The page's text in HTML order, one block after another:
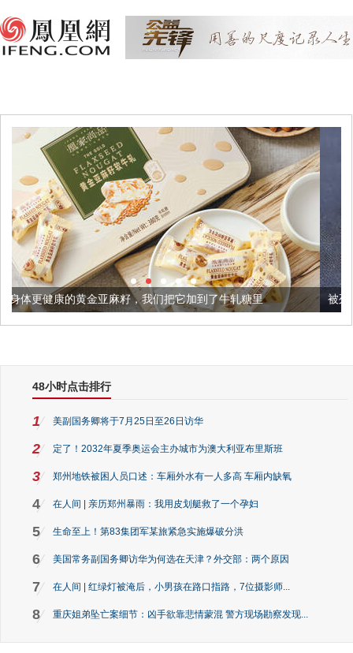
籽，我们把它加到了牛轧糖里 被列入佛家七宝的它到底
48小时点击排行
1 美副国务卿将于7月25日至26日访华
2 定了！2032年夏季奥运会主办城市为澳大利亚布里斯班
3 郑州地铁被困人员口述：车厢外水有一人多高 车厢内缺氧
4 在人间 | 亲历郑州暴雨：我用皮划艇救了一个孕妇
5 生命至上！第83集团军某旅紧急实施爆破分洪
6 美国常务副国务卿访华为何选在天津？外交部：两个原因
7 在人间 | 红绿灯被淹后，小男孩在路口指路，7位摄影师...
8 重庆姐弟坠亡案细节：凶手欲靠悲情蒙混 警方现场勘察发现...